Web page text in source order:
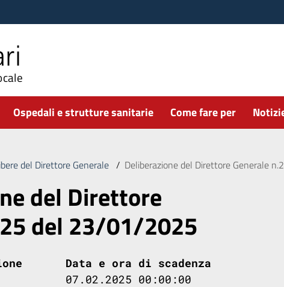
Ospedali e strutture sanitarie Come fare per
del Direttore Generale / Deliberazione del Direttore Generale
del Direttore
del 23/01/2025
Data e ora di scadenza
07.02.2025 00:00:00